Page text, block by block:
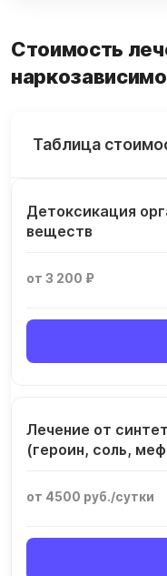
Стоимость
Таблица
Детоксикация
веществ
от 3 200 ₽
Лечение от
(героин, соль,
от 4500 руб./сутки